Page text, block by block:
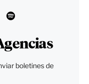
boletines de